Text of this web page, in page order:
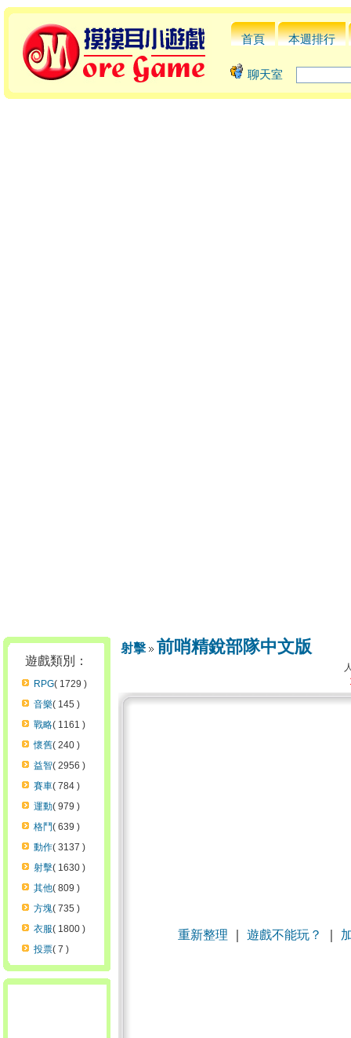
首頁 本週排行
聊天室
遊戲類別：
RPG( 1729 )
音樂( 145 )
戰略( 1161 )
懷舊( 240 )
益智( 2956 )
賽車( 784 )
運動( 979 )
格鬥( 639 )
動作( 3137 )
射擊( 1630 )
其他( 809 )
方塊( 735 )
衣服( 1800 )
投票( 7 )
射擊 前哨精銳部隊中文版
重新整理 ｜遊戲不能玩？